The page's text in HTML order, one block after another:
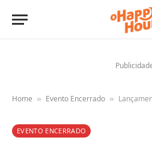
Home » Evento Encerrado »
EVENTO ENCERRADO